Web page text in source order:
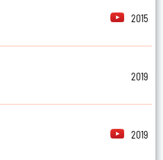
2015
2019
2019